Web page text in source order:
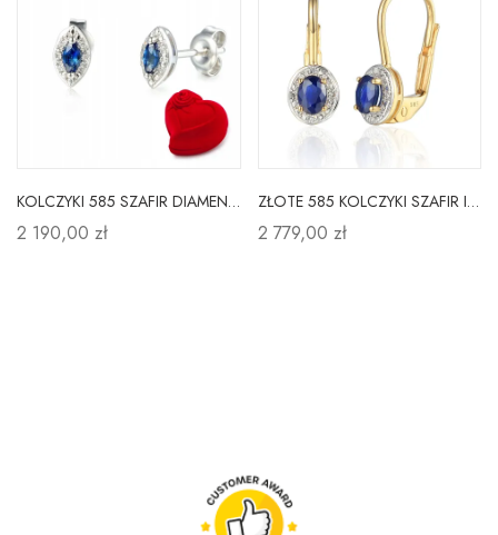
KOLCZYKI 585 SZAFIR DIAMENTY BIAŁE ZŁOTO SZTYFT
2 190,00 zł
ZŁOTE 585 KOLCZYKI SZAFIR I DIAMENTY PATENTKA
2 779,00 zł